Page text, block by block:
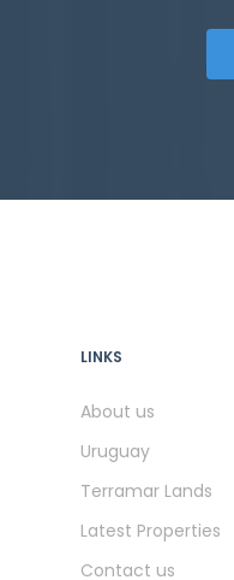
LINKS
About us
Uruguay
Terramar Lands
Latest Properties
Contact us